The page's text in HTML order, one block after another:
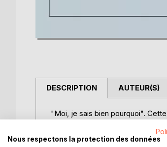
DESCRIPTION
"Moi, je sais bien pourquoi".
leur for intérieur, ils ajouteraient
lors d'un hold-up manqué et
AUTEUR(S)
Nous respectons la protection des données